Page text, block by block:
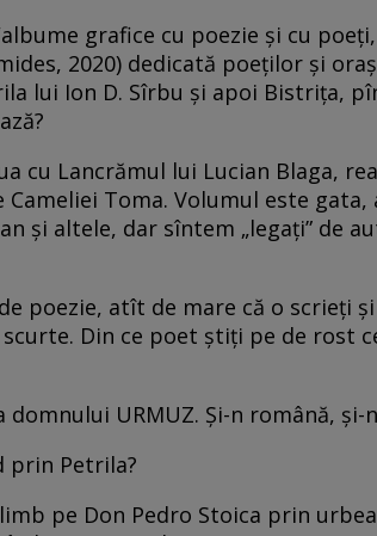
grafice cu poezie și cu
2020) dedicată poeților și
lui Ion D. Sîrbu și apoi Bistrița,
cu Lancrămul lui Lucian Blaga,
Cameliei Toma. Volumul este
și altele, dar sîntem „legați” de
poezie, atît de mare că o scrieți
Din ce poet știți pe de rost
URMUZ. Și-n română, și-
prin Petrila?
pe Don Pedro Stoica prin